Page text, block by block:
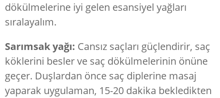
dökülmelerine iyi gelen esansiyel yağları
sıralayalım.
Sarımsak yağı: Cansız saçları güçlendirir, saç
köklerini besler ve saç dökülmelerinin önüne
geçer. Duşlardan önce saç diplerine masaj
yaparak uygulaman, 15-20 dakika bekledikten